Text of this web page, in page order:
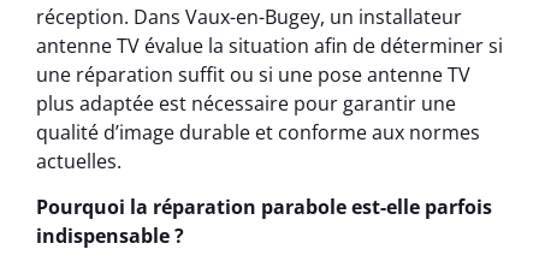
réception. Dans Vaux-en-Bugey, un installateur
antenne TV évalue la situation afin de déterminer si
une réparation suffit ou si une pose antenne TV
plus adaptée est nécessaire pour garantir une
qualité d’image durable et conforme aux normes
actuelles.
Pourquoi la réparation parabole est-elle parfois
indispensable ?